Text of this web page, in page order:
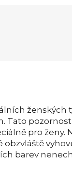
ženských
Tato
pro ženy.
obzvláště
barev